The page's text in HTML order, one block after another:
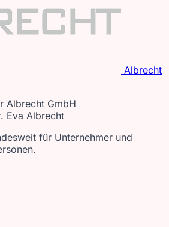
Albrecht
Albrecht GmbH
Eva Albrecht
für Unternehmer und